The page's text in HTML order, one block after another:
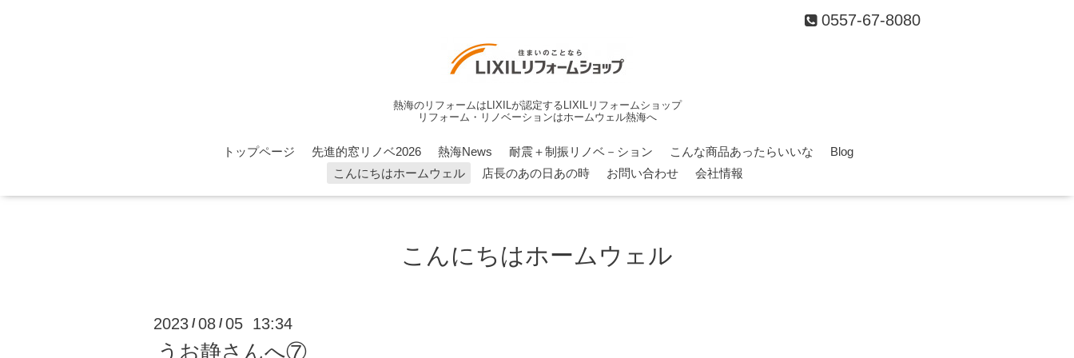
0557-67-8080
熱海のリフォームはLIXILが認定するLIXILリフォームショップ
リフォーム・リノベーションはホームウェル熱海へ
トップページ 先進的窓リノベ2026 熱海News 耐震＋制振リノベ－ション こんな商品あったらいいな
Blog
こんにちはホームウェル
店長のあの日あの時 お問い合わせ 会社情報
こんにちはホームウェル
2023 /08 /05 13:34
うお静さんへ⑦